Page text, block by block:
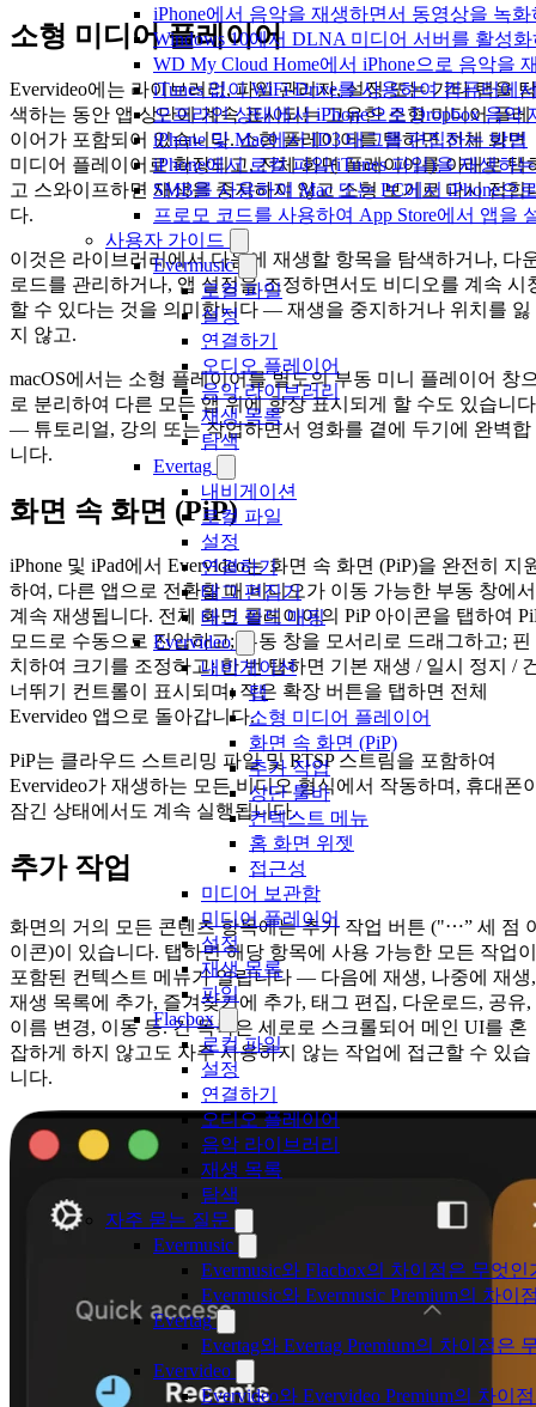
iPhone에서 음악을 재생하면서 동영상을 녹
Windows 10에서 DLNA 미디어 서버를 활성
WD My Cloud Home에서 iPhone으로 음악을
iTunes 없이 WiFi-Drive를 사용하여 컴퓨터에
오프라인 상태에서 iPhone으로 Dropbox 음악
iPhone 및 Mac에서 ID3 태그를 편집하는 방법
iPhone에서 로컬 파일(iTunes 파일)을 재생하
SMB를 사용하여 Mac 또는 PC에서 iPhone으
프로모 코드를 사용하여 App Store에서 앱을
사용자 가이드
Evermusic
로컬 파일
설정
연결하기
오디오 플레이어
음악 라이브러리
재생 목록
탐색
Evertag
내비게이션
로컬 파일
설정
연결하기
태그 편집기
태그 필드 매핑
Evervideo
내비게이션
탭
소형 미디어 플레이어
화면 속 화면 (PiP)
추가 작업
상단 툴바
컨텍스트 메뉴
홈 화면 위젯
접근성
미디어 보관함
미디어 플레이어
설정
재생 목록
파일
Flacbox
로컬 파일
설정
연결하기
오디오 플레이어
음악 라이브러리
재생 목록
탐색
자주 묻는 질문
Evermusic
Evermusic와 Flacbox의 차이점은 무엇인
Evermusic와 Evermusic Premium의 차이
Evertag
Evertag와 Evertag Premium의 차이점은
Evervideo
Evervideo와 Evervideo Premium의 차이
소형 미디어 플레이어
Evervideo에는 라이브러리, 파일 관리자, 설정 또는 기타 탭을 탐
색하는 동안 앱 상단에 계속 표시되는 고유한 소형 미디어 플레
이어가 포함되어 있습니다. 소형 플레이어를 탭하면 전체 화면
미디어 플레이어로 확장되고, 전체 화면 플레이어를 아래로 탭
고 스와이프하면 재생을 중지하지 않고 소형 보기로 다시 접힙
다.
이것은 라이브러리에서 다음에 재생할 항목을 탐색하거나, 다
로드를 관리하거나, 앱 설정을 조정하면서도 비디오를 계속 시
할 수 있다는 것을 의미합니다 — 재생을 중지하거나 위치를 잃
지 않고.
macOS에서는 소형 플레이어를 별도의 부동 미니 플레이어 창
로 분리하여 다른 모든 앱 위에 항상 표시되게 할 수도 있습니다
— 튜토리얼, 강의 또는 작업하면서 영화를 곁에 두기에 완벽합
니다.
화면 속 화면 (PiP)
iPhone 및 iPad에서 Evervideo는 화면 속 화면 (PiP)을 완전히 지
하여, 다른 앱으로 전환할 때 비디오가 이동 가능한 부동 창에서
계속 재생됩니다. 전체 화면 플레이어의 PiP 아이콘을 탭하여
모드로 수동으로 진입하고; 부동 창을 모서리로 드래그하고; 핀
치하여 크기를 조정하고; 한 번 탭하면 기본 재생 / 일시 정지 /
너뛰기 컨트롤이 표시되며; 작은 확장 버튼을 탭하면 전체
Evervideo 앱으로 돌아갑니다.
PiP는 클라우드 스트리밍 파일 및 RTSP 스트림을 포함하여
Evervideo가 재생하는 모든 비디오 형식에서 작동하며, 휴대폰
잠긴 상태에서도 계속 실행됩니다.
추가 작업
화면의 거의 모든 콘텐츠 항목에는 추가 작업 버튼 ("⋯” 세 점
이콘)이 있습니다. 탭하면 해당 항목에 사용 가능한 모든 작업이
포함된 컨텍스트 메뉴가 열립니다 — 다음에 재생, 나중에 재생,
재생 목록에 추가, 즐겨찾기에 추가, 태그 편집, 다운로드, 공유,
이름 변경, 이동 등. 긴 목록은 세로로 스크롤되어 메인 UI를 혼
잡하게 하지 않고도 자주 사용하지 않는 작업에 접근할 수 있습
니다.